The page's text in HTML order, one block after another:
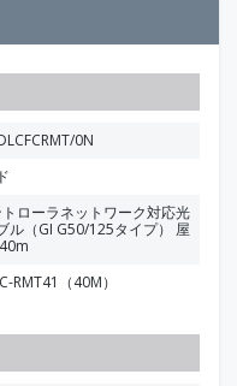
0N
トローラネットワーク対応光
ル（GI G50/125タイプ） 屋
RMT41（40M）